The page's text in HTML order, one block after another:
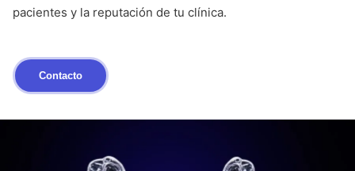
pacientes y la reputación de tu clínica.
Contacto